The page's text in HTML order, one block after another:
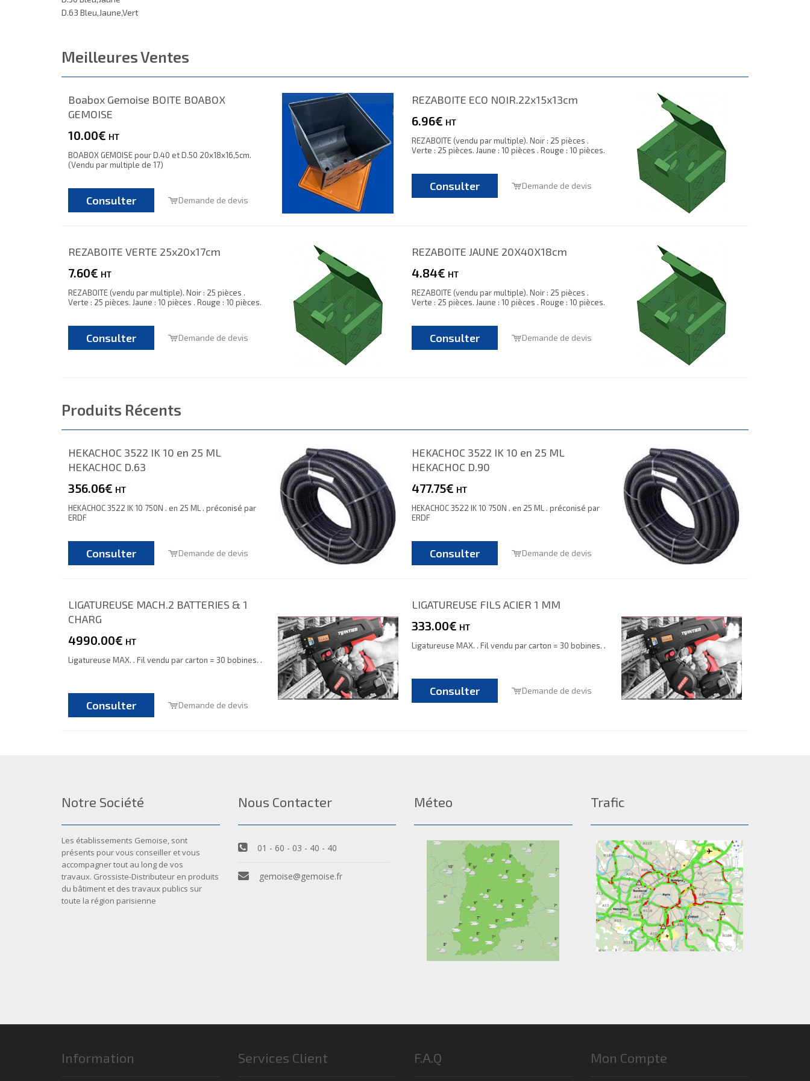
D.63 Bleu,Jaune,Vert
Meilleures Ventes
Boabox Gemoise BOITE BOABOX
GEMOISE
10.00€ HT
BOABOX GEMOISE pour D.40 et D.50 20x18x16,5cm.
(Vendu par multiple de 17)
Consulter Demande de devis
REZABOITE ECO NOIR.22x15x13cm
6.96€ HT
REZABOITE (vendu par multiple). Noir : 25 pièces .
Verte : 25 pièces. Jaune : 10 pièces . Rouge : 10 pièces.
Consulter Demande de devis
REZABOITE VERTE 25x20x17cm
7.60€ HT
REZABOITE (vendu par multiple). Noir : 25 pièces .
Verte : 25 pièces. Jaune : 10 pièces . Rouge : 10 pièces.
Consulter Demande de devis
REZABOITE JAUNE 20X40X18cm
4.84€ HT
REZABOITE (vendu par multiple). Noir : 25 pièces .
Verte : 25 pièces. Jaune : 10 pièces . Rouge : 10 pièces.
Consulter Demande de devis
Produits Récents
HEKACHOC 3522 IK 10 en 25 ML
HEKACHOC D.63
356.06€ HT
HEKACHOC 3522 IK 10 750N . en 25 ML . préconisé par
ERDF
Consulter Demande de devis
HEKACHOC 3522 IK 10 en 25 ML
HEKACHOC D.90
477.75€ HT
HEKACHOC 3522 IK 10 750N . en 25 ML . préconisé par
ERDF
Consulter Demande de devis
LIGATUREUSE MACH.2 BATTERIES & 1
CHARG
4990.00€ HT
Ligatureuse MAX. . Fil vendu par carton = 30 bobines. .
Consulter Demande de devis
LIGATUREUSE FILS ACIER 1 MM
333.00€ HT
Ligatureuse MAX. . Fil vendu par carton = 30 bobines. .
Consulter Demande de devis
Notre Société
Les établissements Gemoise, sont
présents pour vous conseiller et vous
accompagner tout au long de vos
travaux. Grossiste-Distributeur en produits
du bâtiment et des travaux publics sur
toute la région parisienne
Nous Contacter
01 - 60 - 03 - 40 - 40
gemoise@gemoise.fr
Méteo Trafic
Information Services Client F.A.Q Mon Compte